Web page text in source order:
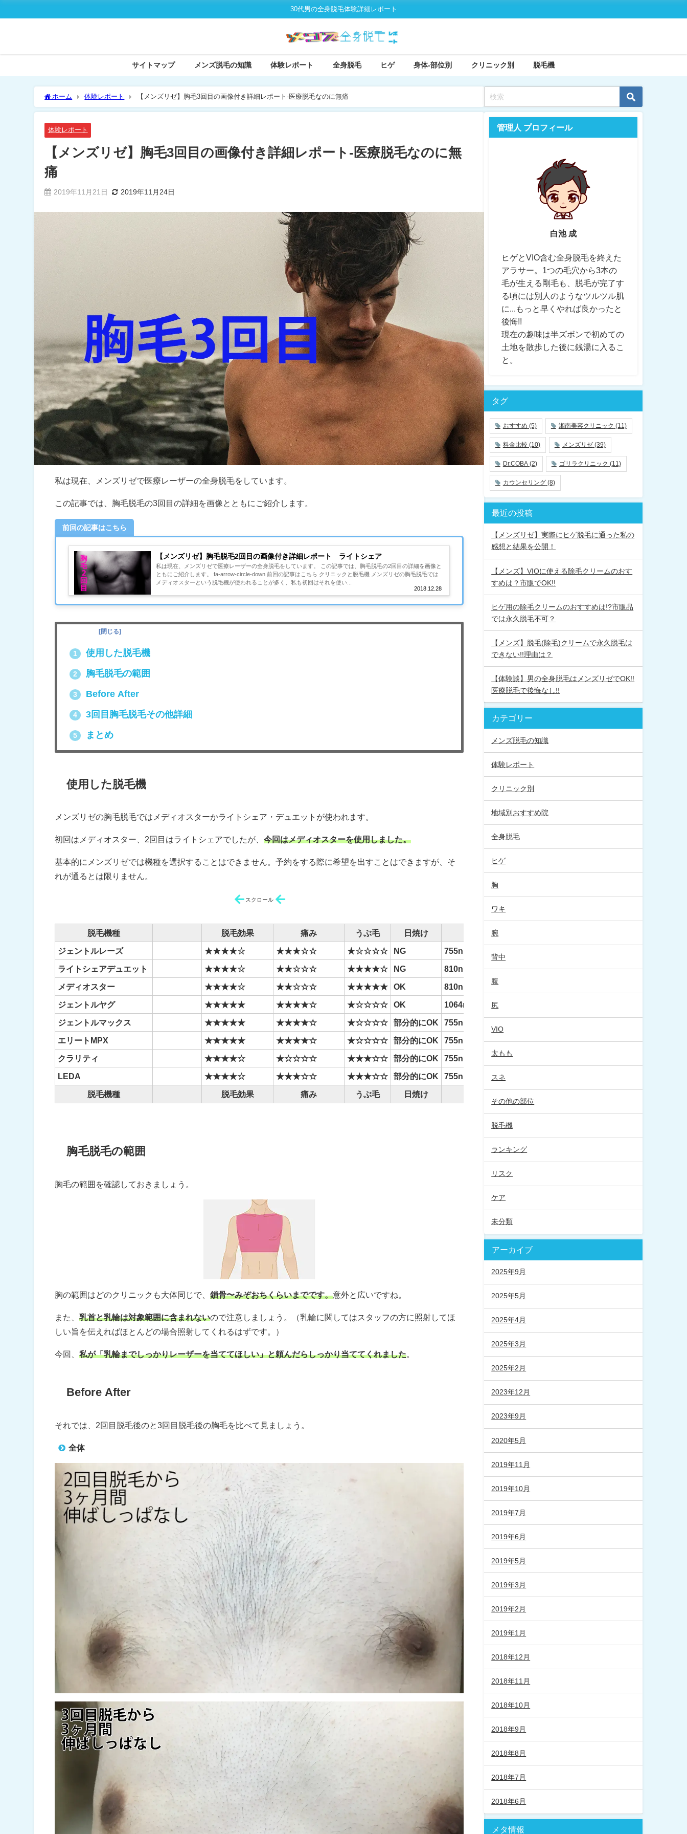
30代男の全身脱毛体験詳細レポート
サイトマップ メンズ脱毛の知識 体験レポート 全身脱毛 ヒゲ 身体-部位別 クリニック別 脱毛機
ホーム 体験レポート 【メンズリゼ】胸毛3回目の画像付き詳細レポート-医療脱毛なのに無痛
体験レポート
【メンズリゼ】胸毛3回目の画像付き詳細レポート-医療脱毛なのに無
痛
2019年11月21日 2019年11月24日
私は現在、メンズリゼで医療レーザーの全身脱毛をしています。
この記事では、胸毛脱毛の3回目の詳細を画像とともにご紹介します。
前回の記事はこちら
【メンズリゼ】胸毛脱毛2回目の画像付き詳細レポート ライトシェア
2018.12.28
私は現在、メンズリゼで医療レーザーの全身脱毛をしています。 この記事では、胸毛脱毛の2回目の詳細を画像と
ともにご紹介します。 fa-arrow-circle-down 前回の記事はこちら クリニックと脱毛機 メンズリゼの胸毛脱毛では
メディオスターという脱毛機が使われることが多く、私も初回はそれを使い...
[閉じる]
1 使用した脱毛機
2 胸毛脱毛の範囲
3 Before After
4 3回目胸毛脱毛その他詳細
5 まとめ
使用した脱毛機
メンズリゼの胸毛脱毛ではメディオスターかライトシェア・デュエットが使われます。
初回はメディオスター、2回目はライトシェアでしたが、今回はメディオスターを使用しました。
基本的にメンズリゼでは機種を選択することはできません。予約をする際に希望を出すことはできますが、そ
れが通るとは限りません。
スクロール
脱毛機種 脱毛効果 痛み うぶ毛 日焼け
ジェントルレーズ ★★★★☆ ★★★☆☆ ★☆☆☆☆ NG 755nm
ライトシェアデュエット ★★★★☆ ★★☆☆☆ ★★★★☆ NG 810nm
メディオスター ★★★★☆ ★★☆☆☆ ★★★★★ OK 810nm
ジェントルヤグ ★★★★★ ★★★★☆ ★☆☆☆☆ OK 1064nm
ジェントルマックス ★★★★★ ★★★★☆ ★☆☆☆☆ 部分的にOK 755nm、1064nm
エリートMPX ★★★★★ ★★★★☆ ★☆☆☆☆ 部分的にOK 755nm、1064nm
クラリティ ★★★★☆ ★☆☆☆☆ ★★★☆☆ 部分的にOK 755nm、1064nm
LEDA ★★★★☆ ★★★☆☆ ★★★☆☆ 部分的にOK 755nm、1064nm
脱毛機種 脱毛効果 痛み うぶ毛 日焼け
胸毛脱毛の範囲
胸毛の範囲を確認しておきましょう。
胸の範囲はどのクリニックも大体同じで、鎖骨〜みぞおちくらいまでです。意外と広いですね。
また、乳首と乳輪は対象範囲に含まれないので注意しましょう。（乳輪に関してはスタッフの方に照射してほ
しい旨を伝えればほとんどの場合照射してくれるはずです。）
今回、私が「乳輪までしっかりレーザーを当ててほしい」と頼んだらしっかり当ててくれました
Before After
それでは、2回目脱毛後のと3回目脱毛後の胸毛を比べて見ましょう。
全体
管理人 プロフィール
白池 成
ヒゲとVIO含む全身脱毛を終えた
アラサー。1つの毛穴から3本の
毛が生える剛毛も、脱毛が完了す
る頃には別人のようなツルツル肌
に...もっと早くやれば良かったと
後悔!!
現在の趣味は半ズボンで初めての
土地を散歩した後に銭湯に入るこ
と。
タグ
おすすめ (5) 湘南美容クリニック (11)
料金比較 (10) メンズリゼ(39)
Dr.COBA(2) ゴリラクリニック (11)
カウンセリング(8)
最近の投稿
【メンズリゼ】実際にヒゲ脱毛に通った私の
感想と結果を公開！
【メンズ】VIOに使える除毛クリームのおす
すめは？市販でOK!!
ヒゲ用の除毛クリームのおすすめは!?市販品
では永久脱毛不可？
【メンズ】脱毛(除毛)クリームで永久脱毛は
できない!!理由は？
【体験談】男の全身脱毛はメンズリゼでOK!!
医療脱毛で後悔なし!!
カテゴリー
メンズ脱毛の知識
体験レポート
クリニック別
地域別おすすめ院
全身脱毛
ヒゲ
胸
ワキ
腕
背中
腹
尻
VIO
太もも
スネ
その他の部位
脱毛機
ランキング
リスク
ケア
未分類
アーカイブ
2025年9月
2025年5月
2025年4月
2025年3月
2025年2月
2023年12月
2023年9月
2020年5月
2019年11月
2019年10月
2019年7月
2019年6月
2019年5月
2019年3月
2019年2月
2019年1月
2018年12月
2018年11月
2018年10月
2018年9月
2018年8月
2018年7月
2018年6月
メタ情報